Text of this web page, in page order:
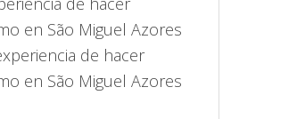
en São Miguel Azores